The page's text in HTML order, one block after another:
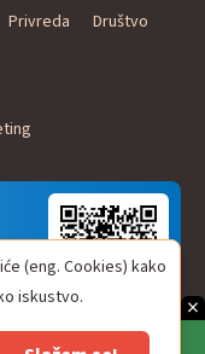
×
Privreda
Društvo
(eng. Cookies) kako
iskustvo.